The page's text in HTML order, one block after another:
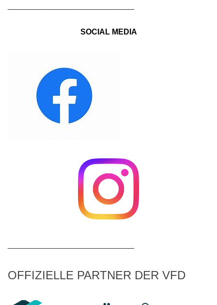
SOCIAL MEDIA
OFFIZIELLE PARTNER DER VFD